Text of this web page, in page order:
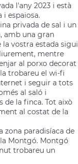
l'any 2023 i està
espaiosa.
privada de sal i un
amb una gran
vostra estada sigui
mentre
al porxo decorat
trobareu el wi-fi
i seguir a tots
al saló i
de la finca. Tot això
al costat de la
zona paradisíaca de
Montgó. Montgó
trobareu un